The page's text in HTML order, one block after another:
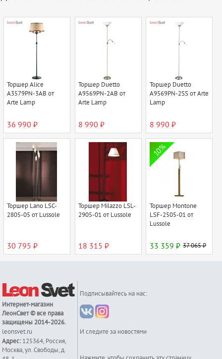
Торшер Alice
A3579PN-3AB от
Arte Lamp
36 990 ₽
Торшер Duetto
A9569PN-2AB от
Arte Lamp
8 990 ₽
Торшер Duetto
A9569PN-2SS от Arte
Lamp
8 990 ₽
Торшер Lano LSC-
2805-05 от Lussole
30 795 ₽
Торшер Milazzo LSL-
2905-01 от Lussole
18 315 ₽
10%
Торшер Montone
LSF-2505-01 от
Lussole
33 359 ₽ 37 065 ₽
Интернет-магазин
ЛеонСвет© все права
защищены 2014-2026.
leonsvet.ru
Адрес: 125364, Россия,
Москва,ул. Свободы, д.
Подписывайтесь на нас:
И следите за новостями